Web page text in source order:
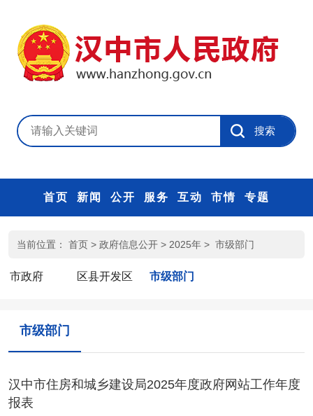
首页 新闻 公开 服务 互动 市情 专题
当前位置： 首页 > 政府信息公开 > 2025年 > 市级部门
市政府 区县开发区 市级部门
市级部门
汉中市住房和城乡建设局2025年度政府网站工作年度
报表